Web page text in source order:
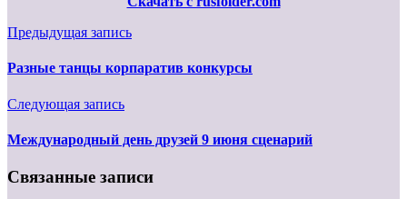
Предыдущая запись
Разные танцы корпаратив конкурсы
Следующая запись
Международный день друзей 9 июня сценарий
Связанные записи